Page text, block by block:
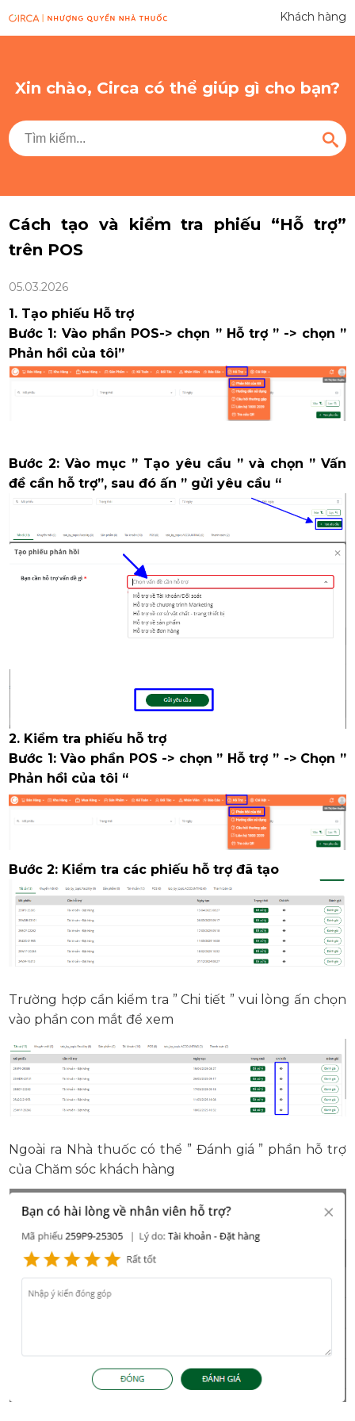
Khách hàng
Xin chào, Circa có thể giúp gì cho bạn?
Cách tạo và kiểm tra phiếu “Hỗ trợ”
trên POS
05.03.2026
1. Tạo phiếu Hỗ trợ
Bước 1: Vào phần POS-> chọn ” Hỗ trợ ” -> chọn ”
Phản hồi của tôi”
Bước 2: Vào mục ” Tạo yêu cầu ” và chọn ” Vấn
đề cần hỗ trợ”, sau đó ấn ” gửi yêu cầu “
2. Kiểm tra phiếu hỗ trợ
Bước 1: Vào phần POS -> chọn ” Hỗ trợ ” -> Chọn ”
Phản hồi của tôi “
Bước 2: Kiểm tra các phiếu hỗ trợ đã tạo
Trường hợp cần kiểm tra ” Chi tiết ” vui lòng ấn chọn
vào phần con mắt để xem
Ngoài ra Nhà thuốc có thể ” Đánh giá ” phần hỗ trợ
của Chăm sóc khách hàng